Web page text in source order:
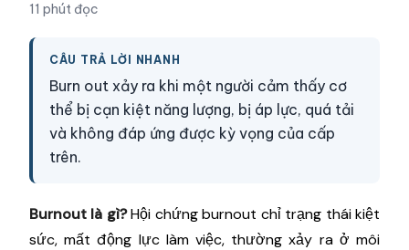
11 phút đọc
CÂU TRẢ LỜI NHANH
Burn out xảy ra khi một người cảm thấy cơ
thể bị cạn kiệt năng lượng, bị áp lực, quá tải
và không đáp ứng được kỳ vọng của cấp
trên.
Burnout là gì?Hội chứng burnout chỉ trạng thái kiệt
sức, mất động lực làm việc, thường xảy ra ở môi